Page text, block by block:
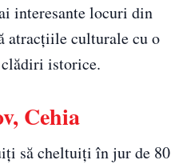
interesante locuri din
atracțiile culturale cu o
istorice.
Cehia
să cheltuiți în jur de 80